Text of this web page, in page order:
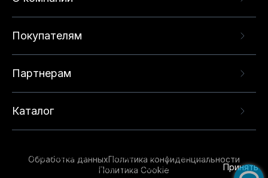
Покупателям
Партнерам
Каталог
Обработка данныхПолитика конфиденциальности
Политика Cookie
опыта на нашем сайте. Продолжая использовать
данный сайт, вы соглашаетесь с использованием
Принять